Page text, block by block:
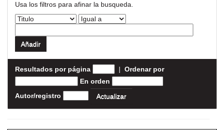
Usa los filtros para afinar la busqueda.
Resultados por página | Ordenar por
En orden
Autor/registro